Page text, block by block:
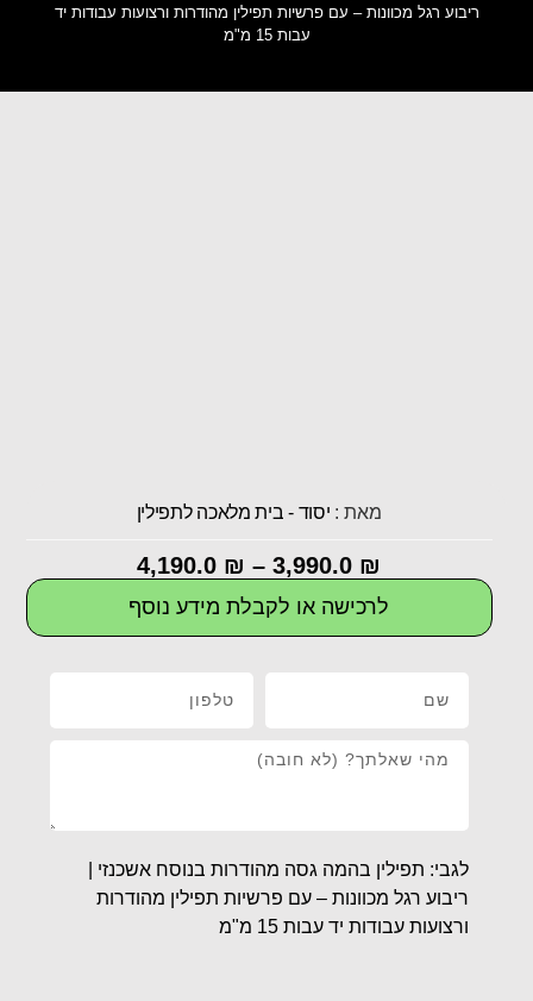
ריבוע רגל מכוונות – עם פרשיות תפילין מהודרות ורצועות עבודות יד
עבות 15 מ"מ
מאת : יסוד - בית מלאכה לתפילין
3,990.0 ₪
–
4,190.0 ₪
לרכישה או לקבלת מידע נוסף
לגבי: תפילין בהמה גסה מהודרות בנוסח אשכנזי |
ריבוע רגל מכוונות – עם פרשיות תפילין מהודרות
ורצועות עבודות יד עבות 15 מ"מ